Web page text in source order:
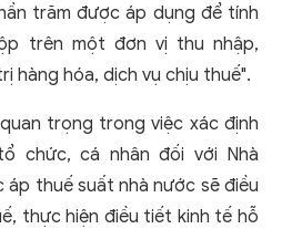
trăm được áp dụng để tính
trên một đơn vị thu nhập,
hàng hóa, dịch vụ chịu thuế".
trọng trong việc xác định
chức, cá nhân đối với Nhà
áp thuế suất nhà nước sẽ điều
thực hiện điều tiết kinh tế hỗ